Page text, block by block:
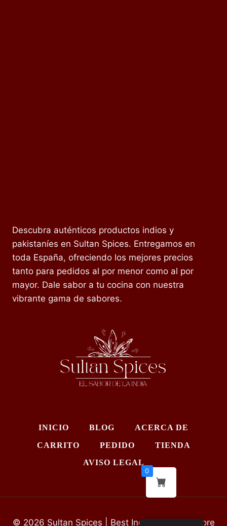
Descubra auténticos productos indios y
pakistaníes en Sultan Spices. Entregamos en
toda España, ofreciendo los mejores precios
tanto para pedidos al por menor como al por
mayor. Dale sabor a tu cocina con nuestra
vibrante gama de sabores.
INICIO BLOG ACERCA DE
CARRITO PEDIDO TIENDA
AVISO LEGAL
© 2026 Sultan Spices | Best Indian Grocery Store
0